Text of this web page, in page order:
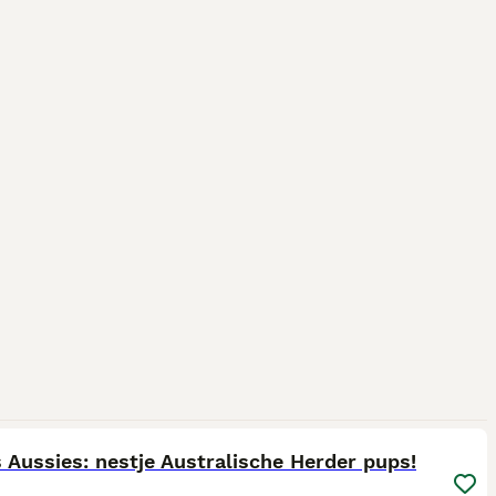
Aussies: nestje Australische Herder pups!